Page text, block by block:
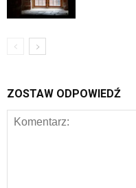
ZOSTAW ODPOWIEDŹ